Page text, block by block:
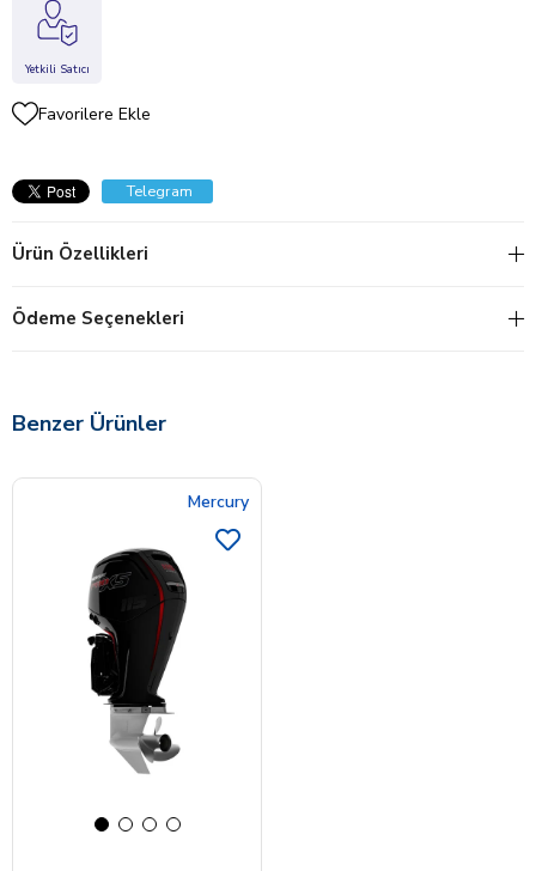
Yetkili Satıcı
Favorilere Ekle
Telegram
Ürün Özellikleri
Ödeme Seçenekleri
Benzer Ürünler
Mercury